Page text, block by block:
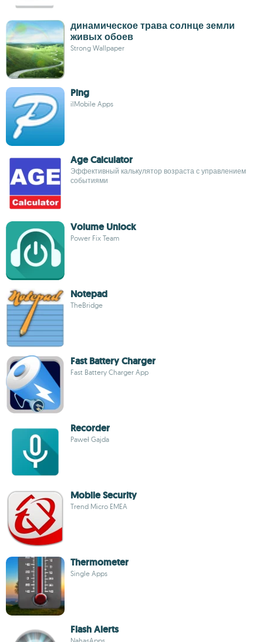
динамическое трава солнце земли
живых обоев
Strong Wallpaper
Ping
ilMobile Apps
Age Calculator
Эффективный калькулятор возраста с управлением
событиями
Volume Unlock
Power Fix Team
Notepad
TheBridge
Fast Battery Charger
Fast Battery Charger App
Recorder
Paweł Gajda
Mobile Security
Trend Micro EMEA
Thermometer
Single Apps
Flash Alerts